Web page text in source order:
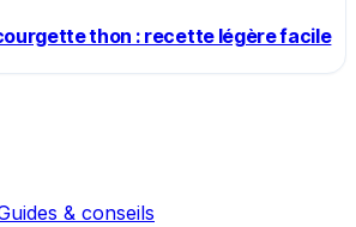
thon : recette légère facile
& conseils